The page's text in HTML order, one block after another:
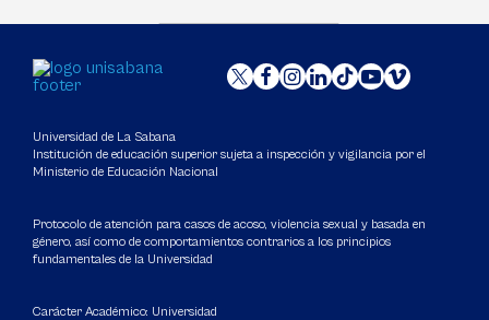
Universidad de La Sabana
Institución de educación superior sujeta a inspección y vigilancia por el
Ministerio de Educación Nacional
Protocolo de atención para casos de acoso, violencia sexual y basada en
género, así como de comportamientos contrarios a los principios
fundamentales de la Universidad
Carácter Académico: Universidad